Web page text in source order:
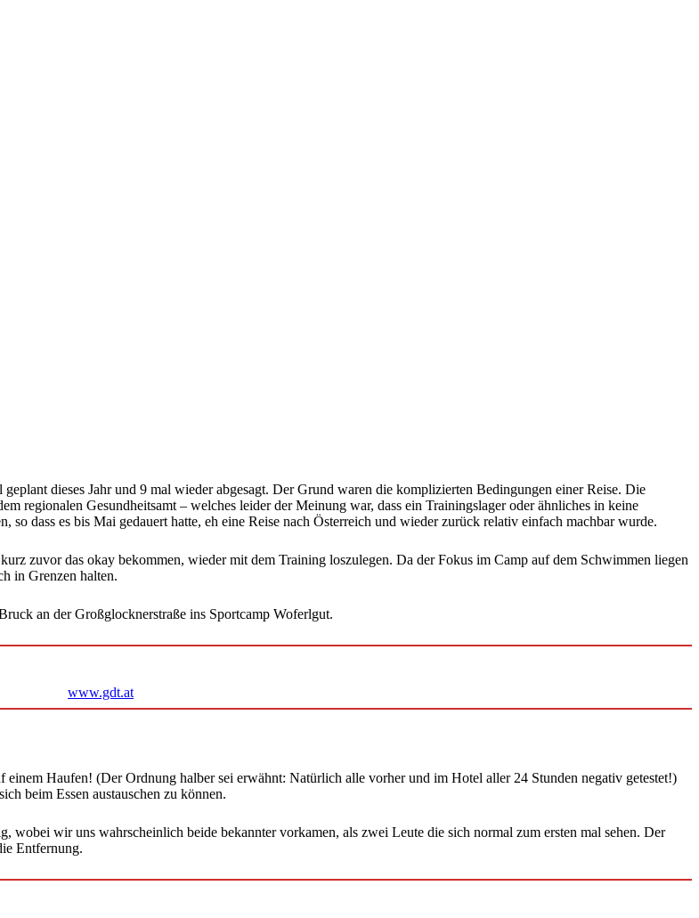
dieses Jahr und 9 mal wieder abgesagt. Der Grund waren die komplizierten Bedingungen einer Reise. Die
regionalen Gesundheitsamt – welches leider der Meinung war, dass ein Trainingslager oder ähnliches in keine
dass es bis Mai gedauert hatte, eh eine Reise nach Österreich und wieder zurück relativ einfach machbar wurde.
zuvor das okay bekommen, wieder mit dem Training loszulegen. Da der Fokus im Camp auf dem Schwimmen liegen
in Grenzen halten.
an der Großglocknerstraße ins Sportcamp Woferlgut.
www.gdt.at
Haufen! (Der Ordnung halber sei erwähnt: Natürlich alle vorher und im Hotel aller 24 Stunden negativ getestet!)
beim Essen austauschen zu können.
wobei wir uns wahrscheinlich beide bekannter vorkamen, als zwei Leute die sich normal zum ersten mal sehen. Der
Entfernung.